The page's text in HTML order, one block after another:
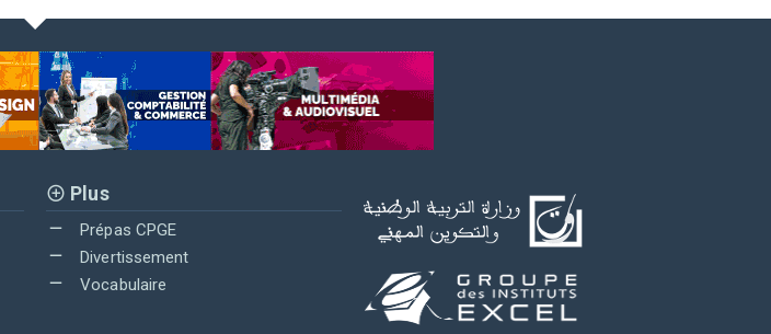
Plus
Prépas CPGE
Divertissement
Vocabulaire